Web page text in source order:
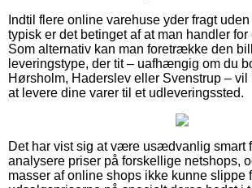
Indtil flere online varehuse yder fragt
typisk er det betinget af at man handler
Som alternativ kan man foretrække den
leveringstype, der tit – uafhængig om du
Hørsholm, Haderslev eller Svenstrup – vil
at levere dine varer til et udleveringssted.
Det har vist sig at være usædvanlig smart
analysere priser på forskellige netshops,
masser af online shops ikke kunne slippe